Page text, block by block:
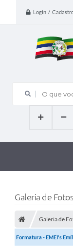
Login /
O que voce
Galeria de Fotos
Galeria de
Formatura - EMEI's